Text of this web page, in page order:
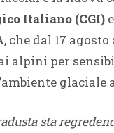
Italiano (CGI)
, che dal 17
alpini per
glaciale
sta